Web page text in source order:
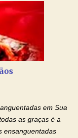
que todo
Ágape de
Padre Marcelo Rossi
para orar
"O amor é paciente,
não se incha
o seu próprio
se alegra com a
em Sua
as graças é a
ensanguentadas